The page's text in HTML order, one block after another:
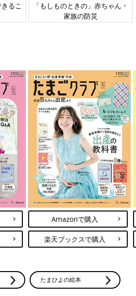
に値下げ！「サマナルパン
るこ
「もしものときの」赤ちゃん・
家族の防災
Amazonで購入
楽天ブックスで購入
たまひよの絵本